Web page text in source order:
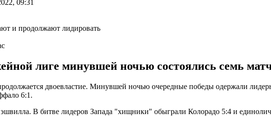
09:31
лиге минувшей ночью состоялись семь
двоевластие. Минувшей ночью очередные победы одержали
6:1.
В битве лидеров Запада "хищники" обыграли Колорадо 5:4 и